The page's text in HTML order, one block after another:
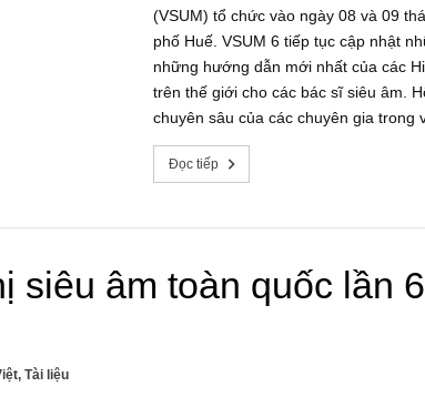
(VSUM) tổ chức vào ngày 08 và 09
phố Huế. VSUM 6 tiếp tục cập nhật
những hướng dẫn mới nhất của các
trên thế giới cho các bác sĩ siêu âm.
chuyên sâu của các chuyên gia trong
Đọc tiếp
siêu âm toàn quốc lần
, Tài liệu